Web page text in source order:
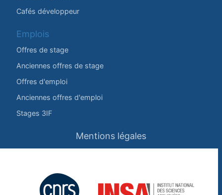
Cafés développeur
Emplois
Offres de stage
Anciennes offres de stage
Offres d'emploi
Anciennes offres d'emploi
Stages 3IF
Mentions légales